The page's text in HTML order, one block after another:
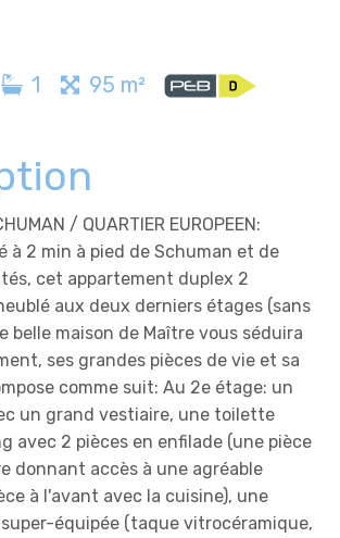
1 95 m²
/ QUARTIER EUROPEEN:
à 2 min à pied de Schuman et de
cet appartement duplex 2
aux deux derniers étages (sans
belle maison de Maître vous séduira
ses grandes pièces de vie et sa
comme suit: Au 2e étage: un
un grand vestiaire, une toilette
avec 2 pièces en enfilade (une pièce
donnant accès à une agréable
à l'avant avec la cuisine), une
équipée (taque vitrocéramique,